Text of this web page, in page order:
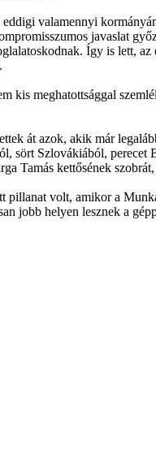
valamennyi
javaslat
Így is lett,
meghatottsággal
át azok, akik már
sört Szlovákiából,
Tamás kettősének
volt, amikor a
jobb helyen lesznek a